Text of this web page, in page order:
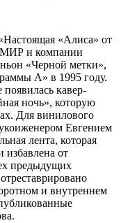
«Алиса» от
и компании
«Черной метки»,
А» в 1995 году.
кавер-
ночь», которую
Для винилового
Евгением
лента, которая
избавлена от
предыдущих
и внутреннем